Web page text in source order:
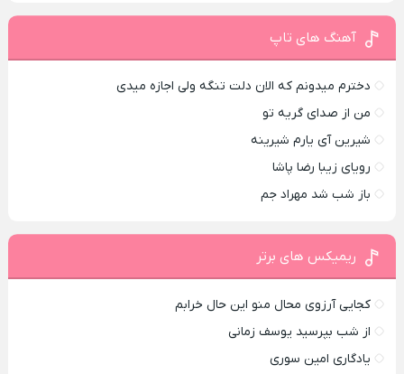
آهنگ های تاپ
دخترم میدونم که الان دلت تنگه ولی اجازه میدی
من از صدای گريه تو
شیرین آی یارم شیرینه
رویای زیبا رضا پاشا
باز شب شد مهراد جم
ریمیکس های برتر
کجایی آرزوی محال منو این حال خرابم
از شب بپرسید یوسف زمانی
یادگاری امین سوری